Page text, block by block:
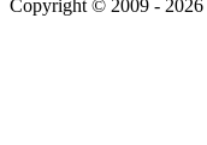
Copyright © 2009 - 2026